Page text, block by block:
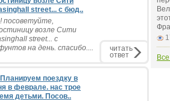
street... с бюд..
посоветуйте,
возле Сити
street... с
на день. спасибо....
читать
ответ
поездку в
в феврале. нас трое
детьми. Посов..